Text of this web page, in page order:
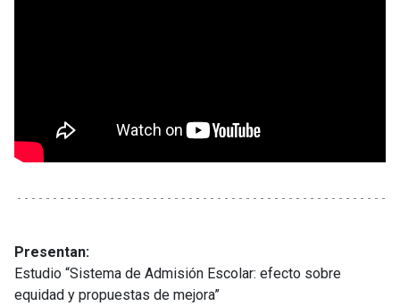
Presentan:
Estudio “Sistema de Admisión Escolar: efecto sobre
equidad y propuestas de mejora”